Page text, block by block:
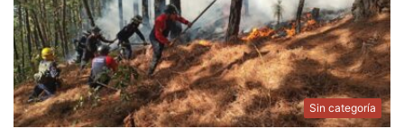
Sin categoría